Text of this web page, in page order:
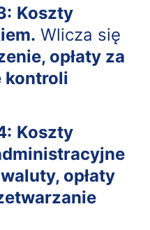
Koszty
Wlicza się
opłaty za
kontroli
Koszty
opłaty